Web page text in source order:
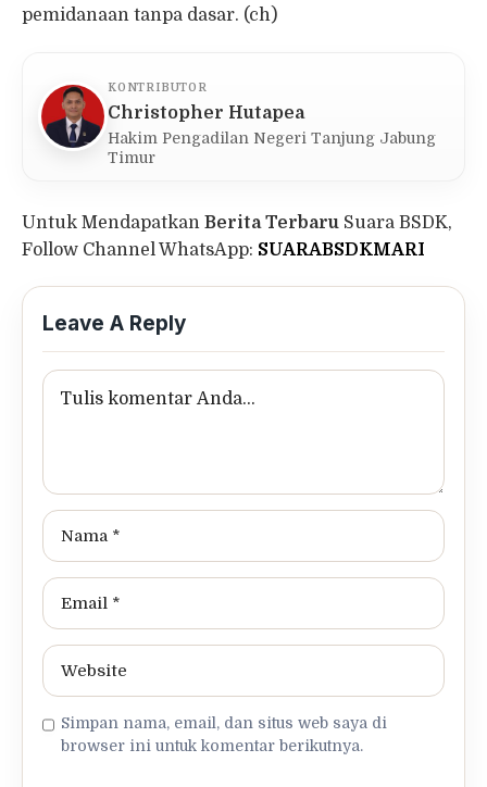
pemidanaan tanpa dasar. (ch)
KONTRIBUTOR
Christopher Hutapea
Hakim Pengadilan Negeri Tanjung Jabung
Timur
Untuk Mendapatkan Berita Terbaru Suara BSDK,
Follow Channel WhatsApp: SUARABSDKMARI
Leave A Reply
Simpan nama, email, dan situs web saya di
browser ini untuk komentar berikutnya.